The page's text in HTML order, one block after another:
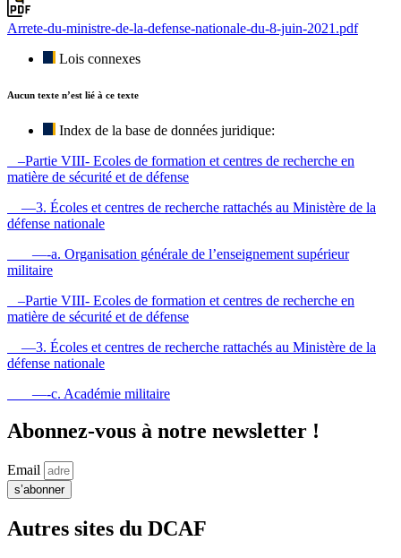
Arrete-du-ministre-de-la-defense-nationale-du-8-juin-2021.pdf
Lois connexes
Aucun texte n’est lié à ce texte
Index de la base de données juridique:
–Partie VIII- Ecoles de formation et centres de recherche en
matière de sécurité et de défense
—3. Écoles et centres de recherche rattachés au Ministère de la
défense nationale
—-a. Organisation générale de l’enseignement supérieur
militaire
–Partie VIII- Ecoles de formation et centres de recherche en
matière de sécurité et de défense
—3. Écoles et centres de recherche rattachés au Ministère de la
défense nationale
—-c. Académie militaire
Abonnez-vous à notre newsletter !
Email
s’abonner
Autres sites du DCAF